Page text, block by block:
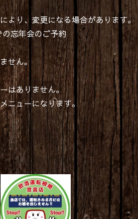
より、変更になる場合があります。
忘年会のご予約
せん。
はありません。
ニューになります。